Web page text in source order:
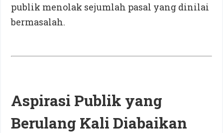
publik menolak sejumlah pasal yang dinilai
bermasalah.
Aspirasi Publik yang
Berulang Kali Diabaikan